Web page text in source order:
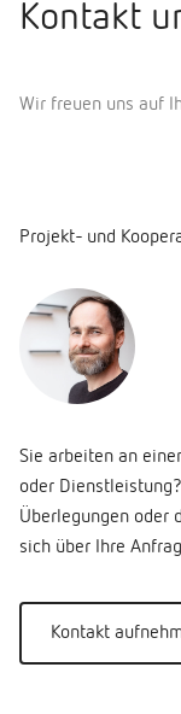
Kontakt
Wir freuen uns auf
Projekt- und
Sie arbeiten an
oder
Überlegungen oder
sich über Ihre
Kontakt